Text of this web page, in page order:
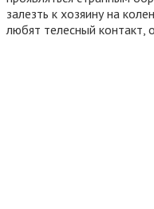
залезть к хозяину на
любят телесный контакт,